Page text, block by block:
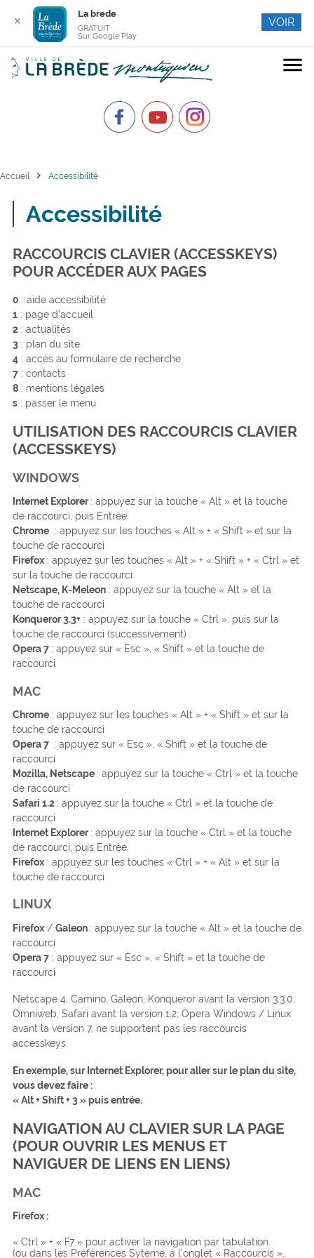
menu
Accueil chevron_right Accessibilité
Accessibilité
RACCOURCIS CLAVIER (ACCESSKEYS)
POUR ACCÉDER AUX PAGES
0 : aide accessibilité
1: page d’accueil
2: actualités
3: plan du site
4: accès au formulaire de recherche
7: contacts
8: mentions légales
s: passer le menu
UTILISATION DES RACCOURCIS CLAVIER
(ACCESSKEYS)
WINDOWS
Internet Explorer: appuyez sur la touche « Alt » et la touche
de raccourci, puis Entrée
Chrome: appuyez sur les touches « Alt » + « Shift » et sur la
touche de raccourci
Firefox: appuyez sur les touches « Alt » + « Shift » + « Ctrl » et
sur la touche de raccourci
Netscape, K-Meleon: appuyez sur la touche « Alt » et la
touche de raccourci
Konqueror 3.3+: appuyez sur la touche « Ctrl », puis sur la
touche de raccourci (successivement)
Opera 7 : appuyez sur « Esc », « Shift » et la touche de
raccourci
MAC
Chrome: appuyez sur les touches « Alt » + « Shift » et sur la
touche de raccourci
Opera 7 : appuyez sur « Esc », « Shift » et la touche de
raccourci
Mozilla, Netscape : appuyez sur la touche « Ctrl » et la touche
de raccourci
Safari 1.2 : appuyez sur la touche « Ctrl » et la touche de
raccourci
Internet Explorer: appuyez sur la touche « Ctrl » et la touche
de raccourci, puis Entrée
Firefox: appuyez sur les touches « Ctrl » + « Alt » et sur la
touche de raccourci
LINUX
Firefox/ Galeon : appuyez sur la touche « Alt » et la touche de
raccourci
Opera 7: appuyez sur « Esc », « Shift » et la touche de
raccourci
Netscape 4, Camino, Galeon, Konqueror avant la version 3.3.0,
Omniweb, Safari avant la version 1.2, Opera Windows / Linux
avant la version 7, ne supportent pas les raccourcis
accesskeys.
En exemple, sur Internet Explorer, pour aller sur le plan du site,
vous devez faire :
« Alt + Shift + 3 » puis entrée.
NAVIGATION AU CLAVIER SUR LA PAGE
(POUR OUVRIR LES MENUS ET
NAVIGUER DE LIENS EN LIENS)
MAC
Firefox:
« Ctrl » + « F7 » pour activer la navigation par tabulation.
(ou dans les Préférences Sytème, à l’onglet « Raccourcis »,
✕
La brede
GRATUIT
Sur Google Play
VOIR